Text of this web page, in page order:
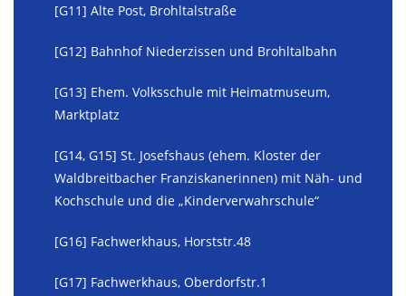
[G11] Alte Post, Brohltalstraße
[G12] Bahnhof Niederzissen und Brohltalbahn
[G13] Ehem. Volksschule mit Heimatmuseum,
Marktplatz
[G14, G15] St. Josefshaus (ehem. Kloster der
Waldbreitbacher Franziskanerinnen) mit Näh- und
Kochschule und die „Kinderverwahrschule“
[G16] Fachwerkhaus, Horststr.48
[G17] Fachwerkhaus, Oberdorfstr.1